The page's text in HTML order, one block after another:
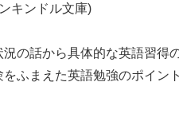
キンドル文庫)
の話から具体的な英語習得
ふまえた英語勉強のポイン